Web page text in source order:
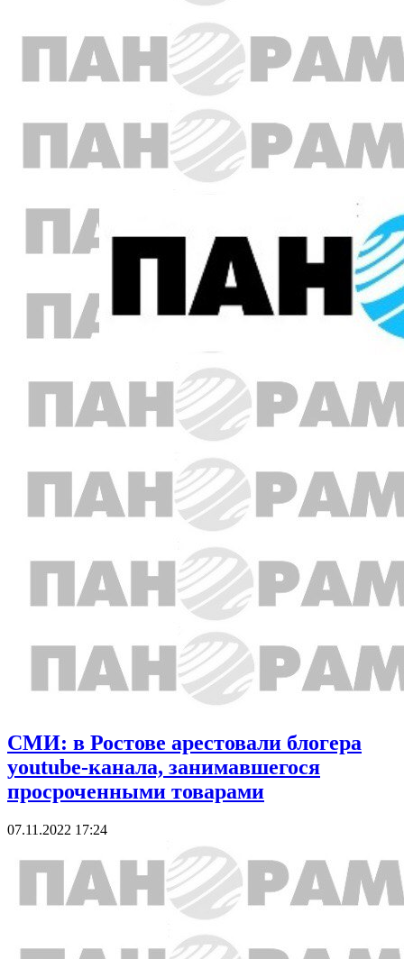
СМИ: в Ростове арестовали блогера
youtube-канала, занимавшегося
просроченными товарами
07.11.2022 17:24